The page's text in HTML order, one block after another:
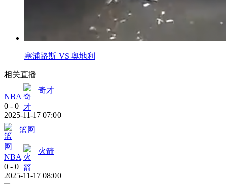
塞浦路斯 VS 奥地利
相关直播
NBA
奇才
0 - 0
2025-11-17 07:00
篮网
NBA
火箭
0 - 0
2025-11-17 08:00